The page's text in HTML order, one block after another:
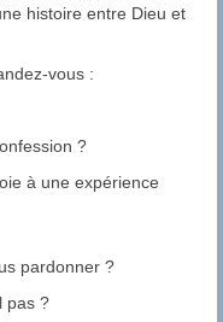
histoire entre Dieu et
vous :
?
à une expérience
pardonner ?
pas ?